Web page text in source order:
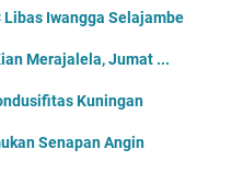
Iwangga Selajambe
Merajalela, Jumat ...
Kuningan
Senapan Angin